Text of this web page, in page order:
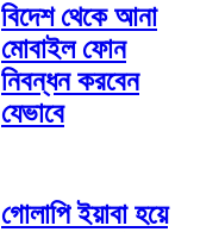
বিদেশ থেকে আনা
মোবাইল ফোন
নিবন্ধন করবেন
যেভাবে
গোলাপি ইয়াবা হয়ে